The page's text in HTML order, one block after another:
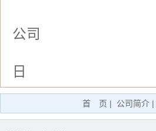
广州市
公司
日
首 页 | 公司简介 |